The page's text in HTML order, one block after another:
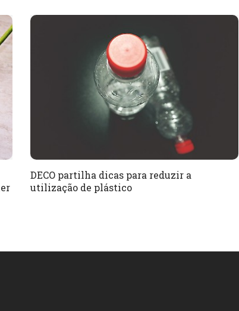
DECO partilha dicas para reduzir a
utilização de plástico